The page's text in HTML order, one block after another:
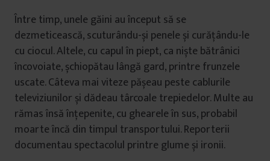
Între timp, unele găini au început să se
dezmeticească, scuturându-și penele și curățându-le
cu ciocul. Altele, cu capul în piept, ca niște bătrânici
încovoiate, șchiopătau lângă gard, printre frunzele
uscate. Câteva mai viteze pășeau peste cablurile
televiziunilor și dădeau târcoale trepiedelor. Multe au
rămas însă înțepenite, cu ghearele în sus, probabil
moarte încă din timpul transportului. Reporterii
documentau spectacolul printre glume și ironii.